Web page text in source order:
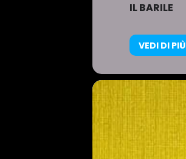
IL BARILE
VEDI DI PIÙ